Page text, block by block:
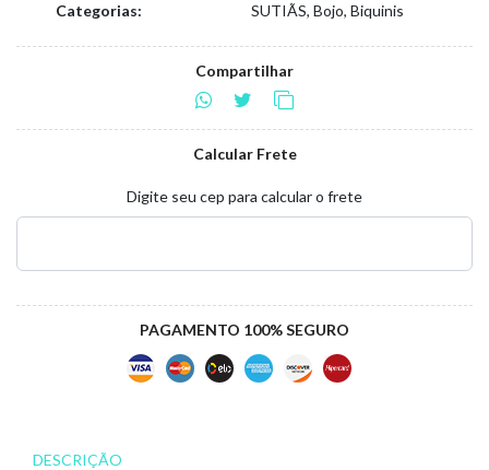
Categorias: SUTIÃS, Bojo, Biquinis
Compartilhar
Calcular Frete
Digite seu cep para calcular o frete
PAGAMENTO 100% SEGURO
DESCRIÇÃO